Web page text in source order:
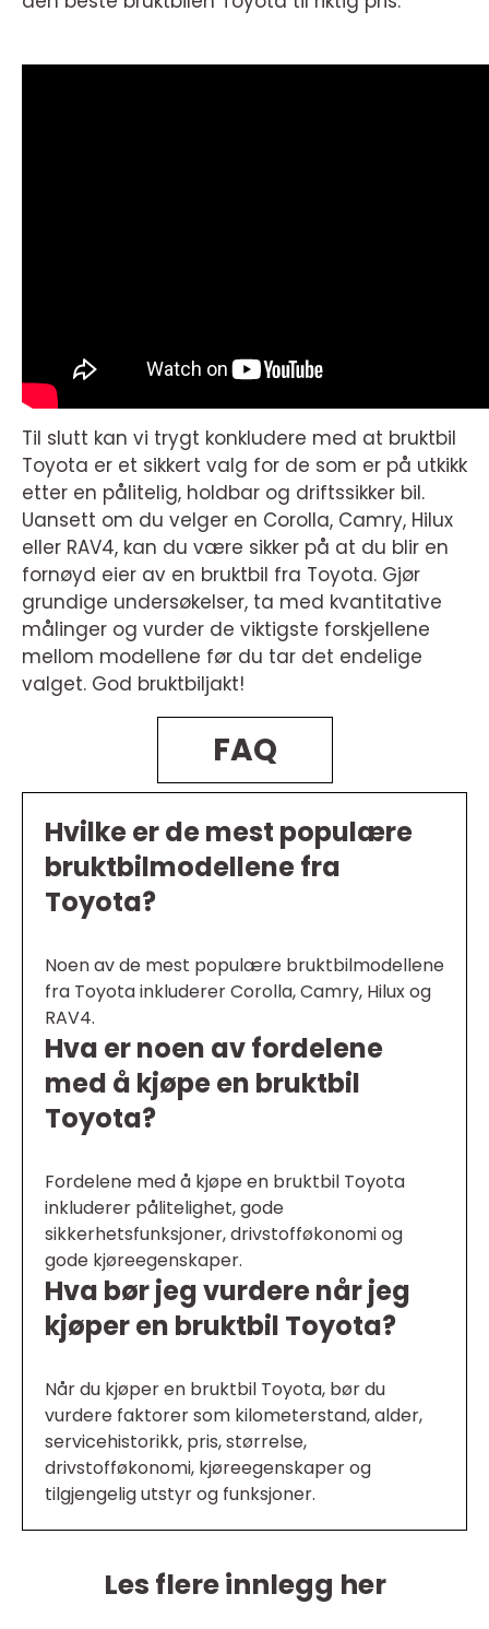
Til slutt kan vi trygt konkludere med at bruktbil
Toyota er et sikkert valg for de som er på utkikk
etter en pålitelig, holdbar og driftssikker bil.
Uansett om du velger en Corolla, Camry, Hilux
eller RAV4, kan du være sikker på at du blir en
fornøyd eier av en bruktbil fra Toyota. Gjør
grundige undersøkelser, ta med kvantitative
målinger og vurder de viktigste forskjellene
mellom modellene før du tar det endelige
valget. God bruktbiljakt!
FAQ
Hvilke er de mest populære
bruktbilmodellene fra
Toyota?
Noen av de mest populære bruktbilmodellene
fra Toyota inkluderer Corolla, Camry, Hilux og
RAV4.
Hva er noen av fordelene
med å kjøpe en bruktbil
Toyota?
Fordelene med å kjøpe en bruktbil Toyota
inkluderer pålitelighet, gode
sikkerhetsfunksjoner, drivstofføkonomi og
gode kjøreegenskaper.
Hva bør jeg vurdere når jeg
kjøper en bruktbil Toyota?
Når du kjøper en bruktbil Toyota, bør du
vurdere faktorer som kilometerstand, alder,
servicehistorikk, pris, størrelse,
drivstofføkonomi, kjøreegenskaper og
tilgjengelig utstyr og funksjoner.
Les flere innlegg her